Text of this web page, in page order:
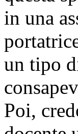
in una
un tipo
Poi,